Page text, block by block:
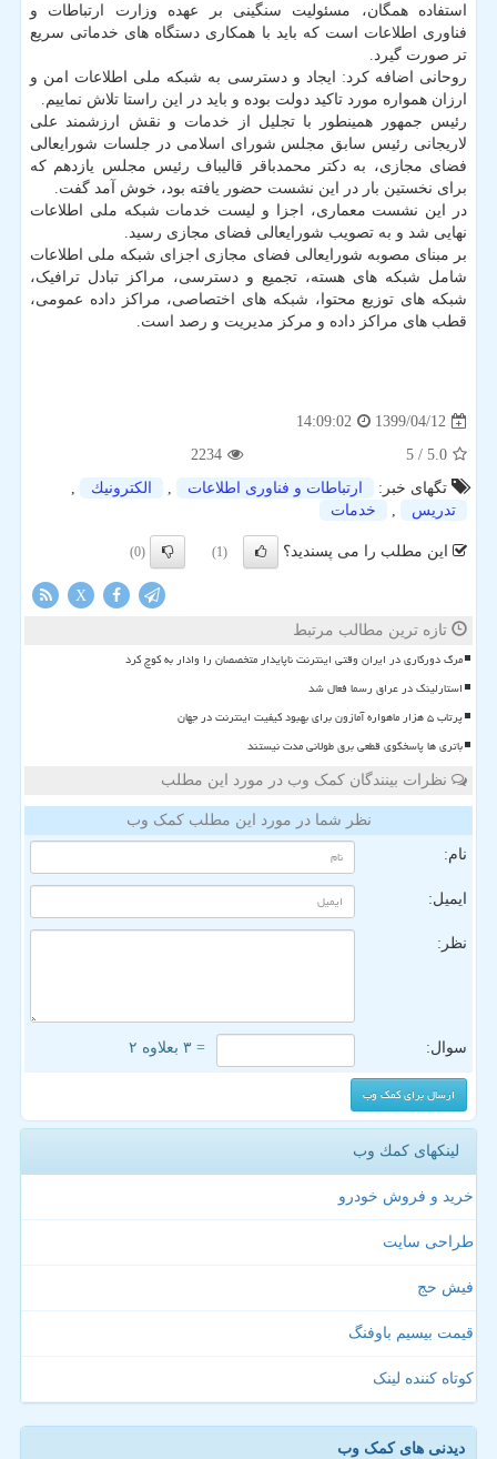
استفاده همگان، مسئولیت سنگینی بر عهده وزارت ارتباطات و
فناوری اطلاعات است که باید با همکاری دستگاه های خدماتی سریع
تر صورت گیرد.
روحانی اضافه کرد: ایجاد و دسترسی به شبکه ملی اطلاعات امن و
ارزان همواره مورد تاکید دولت بوده و باید در این راستا تلاش نماییم.
رئیس جمهور همینطور با تجلیل از خدمات و نقش ارزشمند علی
لاریجانی رئیس سابق مجلس شورای اسلامی در جلسات شورایعالی
فضای مجازی، به دکتر محمدباقر قالیباف رئیس مجلس یازدهم که
برای نخستین بار در این نشست حضور یافته بود، خوش آمد گفت.
در این نشست معماری، اجزا و لیست خدمات شبکه ملی اطلاعات
نهایی شد و به تصویب شورایعالی فضای مجازی رسید.
بر مبنای مصوبه شورایعالی فضای مجازی اجزای شبکه ملی اطلاعات
شامل شبکه های هسته، تجمیع و دسترسی، مراکز تبادل ترافیک،
شبکه های توزیع محتوا، شبکه های اختصاصی، مراکز داده عمومی،
قطب های مراکز داده و مرکز مدیریت و رصد است.
1399/04/12
14:09:02
5.0
/ 5
2234
تگهای خبر:
ارتباطات و فناوری اطلاعات , الكترونیك
,
تدریس
, خدمات
این مطلب را می پسندید؟ (1)
(0)
X
تازه ترین مطالب مرتبط
مرگ دورکاری در ایران وقتی اینترنت ناپایدار متخصصان را وادار به کوچ کرد
استارلینک در عراق رسما فعال شد
پرتاب ۵ هزار ماهواره آمازون برای بهبود کیفیت اینترنت در جهان
باتری ها پاسخگوی قطعی برق طولانی مدت نیستند
نظرات بینندگان کمک وب در مورد این مطلب
نظر شما در مورد این مطلب کمک وب
نام:
ایمیل:
نظر:
سوال: = ۳ بعلاوه ۲
لینکهای كمك وب
خرید و فروش خودرو
طراحی سایت
فیش حج
قیمت بیسیم باوفنگ
کوتاه کننده لینک
دیدنی های کمک وب